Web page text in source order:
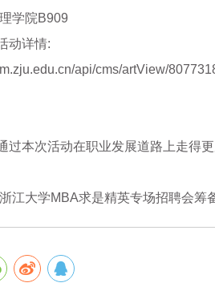
学院B909
动详情:
api/cms/artView/
过本次活动在职业发展道路上走得
江大学MBA求是精英专场招聘会筹